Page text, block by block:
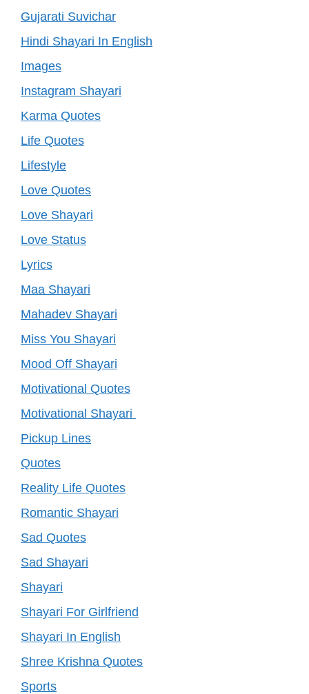
Gujarati Suvichar
Hindi Shayari In English
Images
Instagram Shayari
Karma Quotes
Life Quotes
Lifestyle
Love Quotes
Love Shayari
Love Status
Lyrics
Maa Shayari
Mahadev Shayari
Miss You Shayari
Mood Off Shayari
Motivational Quotes
Motivational Shayari
Pickup Lines
Quotes
Reality Life Quotes
Romantic Shayari
Sad Quotes
Sad Shayari
Shayari
Shayari For Girlfriend
Shayari In English
Shree Krishna Quotes
Sports